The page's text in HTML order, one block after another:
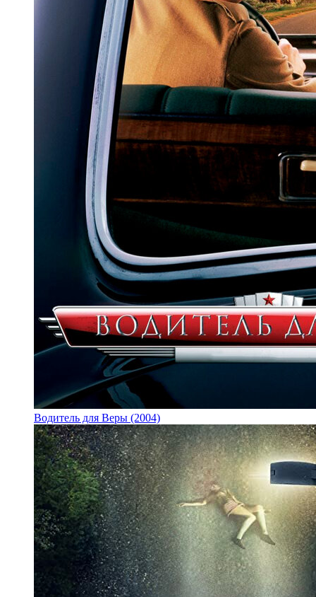
Водитель для Веры (2004)